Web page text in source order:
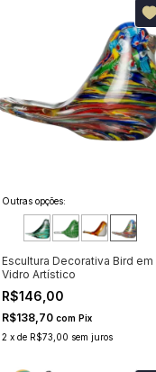
Outras opções:
Escultura Decorativa Bird em
Vidro Artístico
R$146,00
R$138,70 com Pix
2 x de R$73,00 sem juros